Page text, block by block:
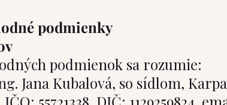
podmienky
podmienok sa rozumie:
Jana Kubalová, so sídlom,